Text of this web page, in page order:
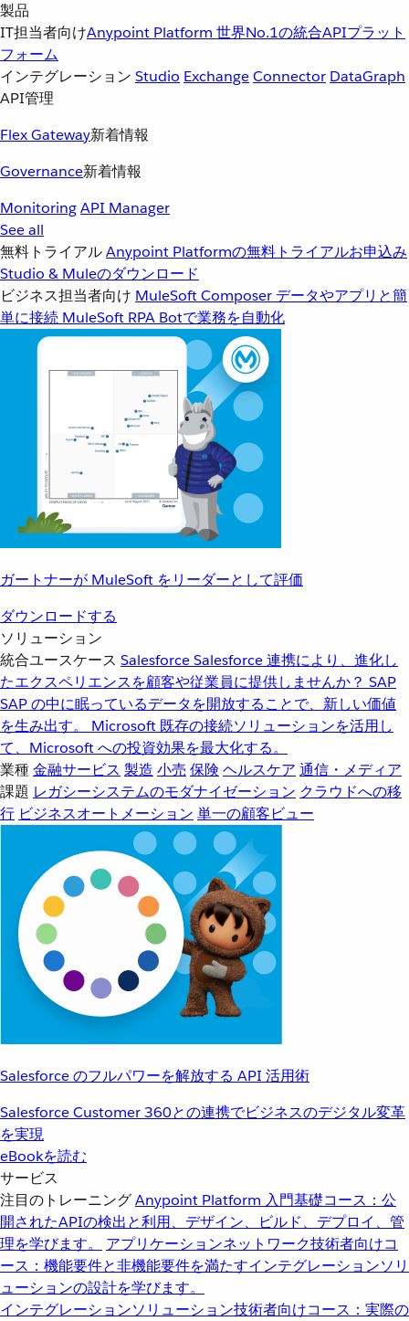
製品
IT担当者向けAnypoint Platform 世界No.1の統合APIプラット
フォーム
インテグレーション Studio ExchangeConnector DataGraph
API管理
Flex Gateway新着情報
Governance新着情報
MonitoringAPI Manager
See all
無料トライアルAnypoint Platformの無料トライアルお申込み
Studio & Muleのダウンロード
ビジネス担当者向け MuleSoft Composer データやアプリと簡
単に接続 MuleSoft RPA Botで業務を自動化
ガートナーが MuleSoft をリーダーとして評価
ダウンロードする
ソリューション
統合ユースケース SalesforceSalesforce 連携により、進化し
たエクスペリエンスを顧客や従業員に提供しませんか？ SAP
SAP の中に眠っているデータを開放することで、新しい価値
を生み出す。
Microsoft 既存の接続ソリューションを活用し
て、Microsoft への投資効果を最大化する。
業種金融サービス 製造 小売 保険 ヘルスケア 通信・メディア
課題 レガシーシステムのモダナイゼーション クラウドへの移
行 ビジネスオートメーション 単一の顧客ビュー
Salesforce のフルパワーを解放する API 活用術
Salesforce Customer 360との連携でビジネスのデジタル変革
を実現
eBookを読む
サービス
注目のトレーニングAnypoint Platform 入門基礎コース：公
開されたAPIの検出と利用、デザイン、ビルド、デプロイ、管
理を学びます。
アプリケーションネットワーク技術者向けコ
ース：機能要件と非機能要件を満たすインテグレーションソリ
ューションの設計を学びます。
インテグレーションソリューション技術者向けコース：実際の